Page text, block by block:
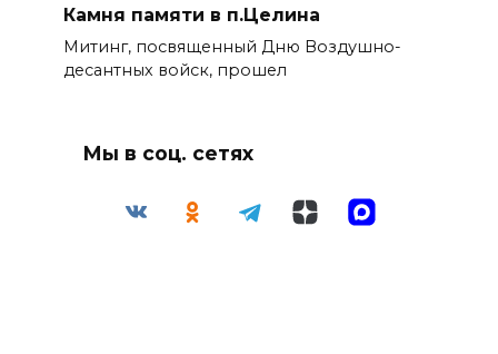
Камня памяти в п.Целина
Митинг, посвященный Дню Воздушно-
десантных войск, прошел
Мы в соц. сетях